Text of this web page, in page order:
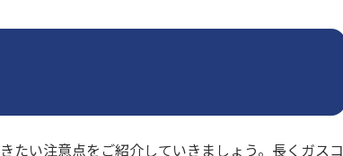
たい注意点をご紹介していきましょう。長くガスコ